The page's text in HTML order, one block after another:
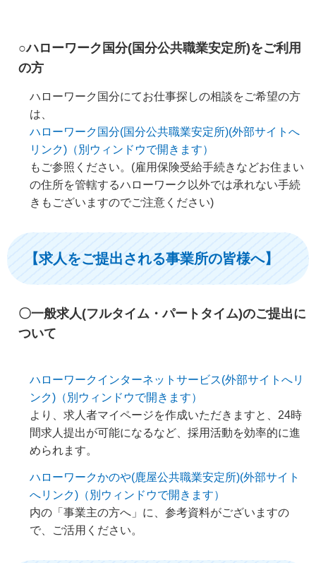
○ハローワーク国分(国分公共職業安定所)をご利用
の方
ハローワーク国分にてお仕事探しの相談をご希望の方
は、
ハローワーク国分(国分公共職業安定所)(外部サイトへ
リンク)（別ウィンドウで開きます）
もご参照ください。(雇用保険受給手続きなどお住まい
の住所を管轄するハローワーク以外では承れない手続
きもございますのでご注意ください)
【求人をご提出される事業所の皆様へ】
〇一般求人(フルタイム・パートタイム)のご提出に
ついて
ハローワークインターネットサービス(外部サイトへリ
ンク)（別ウィンドウで開きます）
より、求人者マイページを作成いただきますと、24時
間求人提出が可能になるなど、採用活動を効率的に進
められます。
ハローワークかのや(鹿屋公共職業安定所)(外部サイト
へリンク)（別ウィンドウで開きます）
内の「事業主の方へ」に、参考資料がございますの
で、ご活用ください。